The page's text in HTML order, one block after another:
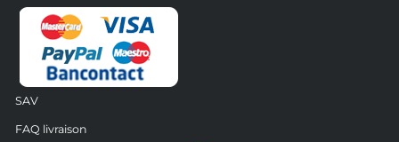
SAV
FAQ livraison